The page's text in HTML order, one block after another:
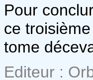
Pour
ce
tome
Editeur :